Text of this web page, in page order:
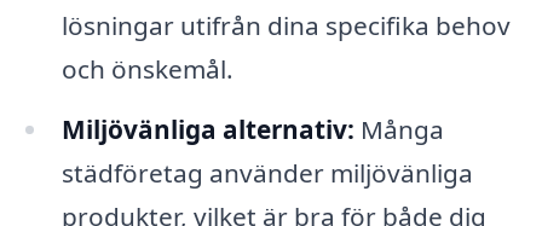
lösningar utifrån dina specifika behov
och önskemål.
Miljövänliga alternativ: Många
städföretag använder miljövänliga
produkter, vilket är bra för både dig